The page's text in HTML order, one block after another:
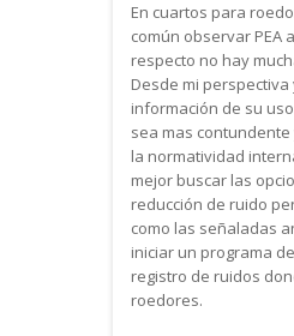
En cuartos para
común observar PEA
respecto no hay
Desde mi
información de su
sea mas
la normatividad
mejor buscar las
reducción de ruido
como las señaladas
iniciar un programa
registro de ruidos
roedores.